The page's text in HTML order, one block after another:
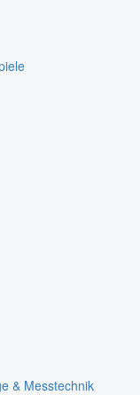
& Messtechnik